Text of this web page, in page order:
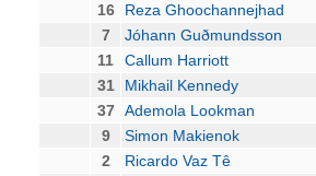
16
Reza Ghoochannejhad
7
Jóhann Guðmundsson
11
Callum Harriott
31
Mikhail Kennedy
37 Ademola Lookman
9
Simon Makienok
2
Ricardo Vaz Tê